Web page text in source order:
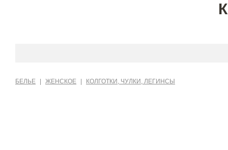
БЕЛЬЕ ЖЕНСКОЕ КОЛГОТКИ, ЧУЛКИ, ЛЕГИНСЫ